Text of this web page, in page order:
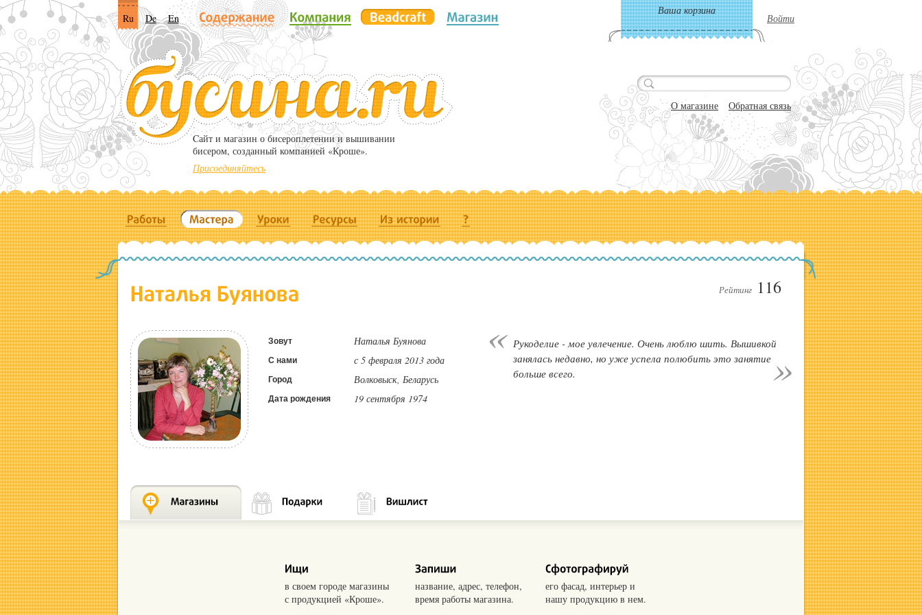
Ru De En
Ваша корзина
Войти
Cайт и магазин о бисероплетении и вышивании
бисером, созданный компанией «Кроше».
Присоединяйтесь
О магазине Обратная связь
Рейтинг 116
Зовут Наталья Буянова
С нами с 5 февраля 2013 года
Город Волковыск, Беларусь
Дата рождения 19 сентября 1974
Рукоделие - мое увлечение. Очень люблю шить. Вышивкой
занялась недавно, но уже успела полюбить это занятие
больше всего.
в своем городе магазины
с продукцией «Кроше».
название, адрес, телефон,
время работы магазина.
его фасад, интерьер и
нашу продукцию в нем.